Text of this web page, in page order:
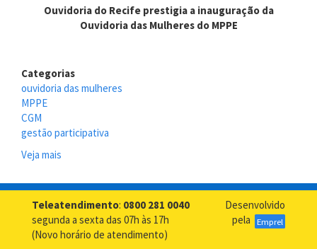
Ouvidoria do Recife prestigia a inauguração da
Ouvidoria das Mulheres do MPPE
Categorias
ouvidoria das mulheres
MPPE
CGM
gestão participativa
Veja mais
do
Recife
prestigia
Teleatendimento: 0800 281 0040
segunda a sexta das 07h às 17h
(Novo horário de atendimento)
Desenvolvido
pela
Emprel